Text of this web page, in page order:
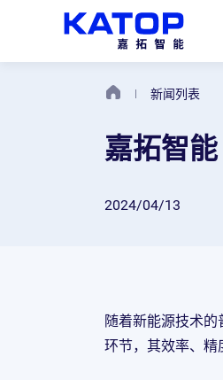
新闻列表
嘉拓智
2024/04/13
随着新能源技术
环节，其效率、精